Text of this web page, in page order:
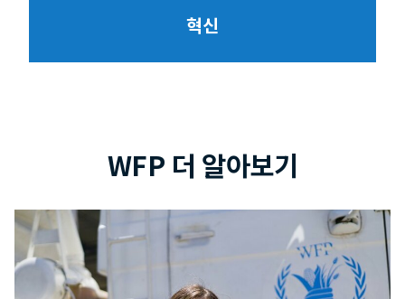
혁신
WFP 더 알아보기